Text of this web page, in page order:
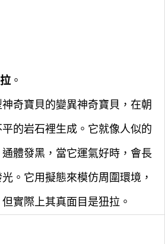
。
奇寶貝的變異神奇寶貝，在朝
的岩石裡生成。它就像人似的
體發黑，當它運氣好時，會長
。它用擬態來模仿周圍環境，
實際上其真面目是狃拉。